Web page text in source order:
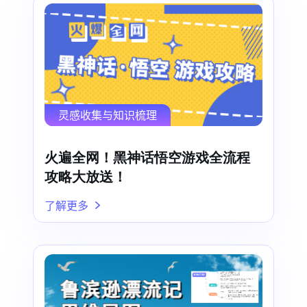
灵感收集与知识梳理
火遍全网！黑神话悟空游戏全流程
攻略大放送！
了解更多